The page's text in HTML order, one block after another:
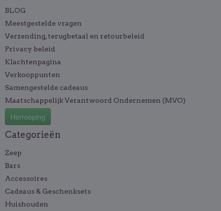
BLOG
Meestgestelde vragen
Verzending, terugbetaal en retourbeleid
Privacy beleid
Klachtenpagina
Verkooppunten
Samengestelde cadeaus
Maatschappelijk Verantwoord Ondernemen (MVO)
Herroeping
Categorieën
Zeep
Bars
Accessoires
Cadeaus & Geschenksets
Huishouden